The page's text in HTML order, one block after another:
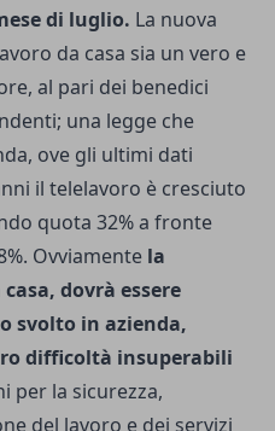
di luglio. La nuova
da casa sia un vero e
al pari dei benedici
una legge che
ove gli ultimi dati
il telelavoro è cresciuto
quota 32% a fronte
Ovviamente la
dovrà essere
svolto in azienda,
difficoltà insuperabili
per la sicurezza,
del lavoro e dei servizi